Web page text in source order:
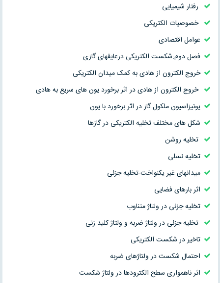
رفتار شیمیایی
خصوصیات الکتریکی
عوامل اقتصادی
فصل دوم:شکست الکتریکی درعایقهای گازی
خروج الکترون از هادی به کمک میدان الکتریکی
خروج الکترون از هادی در اثر برخورد یون های سریع به هادی
یونیزاسیون ملکول گاز در اثر برخورد با یون
شکل های مختلف تخلیه الکتریکی در گازها
تخلیه روشن
تخلیه نسلی
میدانهای غیر یکنواخت-تخلیه جزئی
اثر بارهای فضایی
تخلیه جزئی در ولتاژ متناوب
تخلیه جزئی در ولتاژ ضربه و ولتاژ کلید زنی
تاخیر در شکست الکتریکی
احتمال شکست در ولتاژهای ضربه
اثر ناهمواری سطح الکترودها در ولتاژ شکست